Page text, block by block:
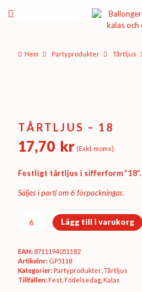
Hem Party­­produkter Tårtljus
TÅRTLJUS – 18
17,70 kr (Exkl. moms)
Festligt tårtljus i sifferform ”18”.
Säljes i parti om 6 förpackningar.
Tårtljus
mängd
Lägg till i varukorg
EAN: 8711194051182
Artikelnr: GP5118
Kategorier: Party­­produkter, Tårtljus
Tillfällen: Fest, Födelsedag, Kalas